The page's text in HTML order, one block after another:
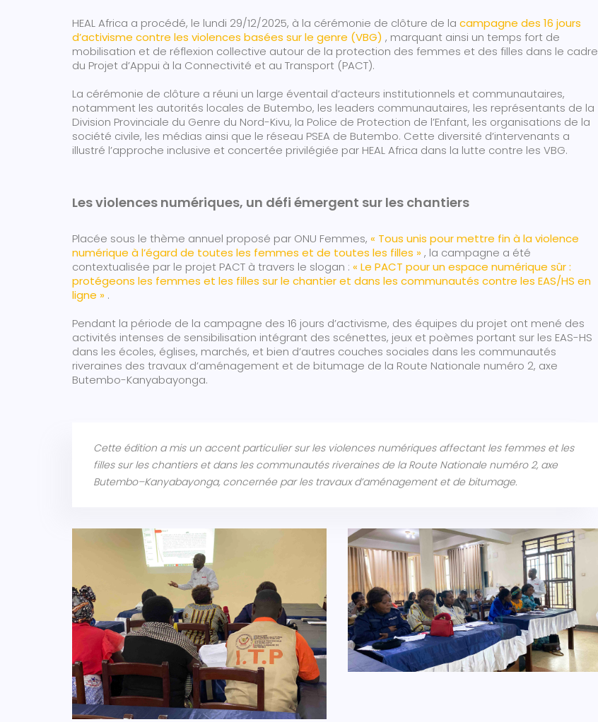
HEAL Africa a procédé, le lundi 29/12/2025, à la cérémonie de clôture de la campagne des 16 jours
d’activisme contre les violences basées sur le genre (VBG) , marquant ainsi un temps fort de
mobilisation et de réflexion collective autour de la protection des femmes et des filles dans le cadre
du Projet d’Appui à la Connectivité et au Transport (PACT).
La cérémonie de clôture a réuni un large éventail d’acteurs institutionnels et communautaires,
notamment les autorités locales de Butembo, les leaders communautaires, les représentants de la
Division Provinciale du Genre du Nord-Kivu, la Police de Protection de l’Enfant, les organisations de la
société civile, les médias ainsi que le réseau PSEA de Butembo. Cette diversité d’intervenants a
illustré l’approche inclusive et concertée privilégiée par HEAL Africa dans la lutte contre les VBG.
Les violences numériques, un défi émergent sur les chantiers
Placée sous le thème annuel proposé par ONU Femmes, « Tous unis pour mettre fin à la violence
numérique à l’égard de toutes les femmes et de toutes les filles », la campagne a été
contextualisée par le projet PACT à travers le slogan : « Le PACT pour un espace numérique sûr :
protégeons les femmes et les filles sur le chantier et dans les communautés contre les EAS/HS en
ligne » .
Pendant la période de la campagne des 16 jours d’activisme, des équipes du projet ont mené des
activités intenses de sensibilisation intégrant des scénettes, jeux et poèmes portant sur les EAS-HS
dans les écoles, églises, marchés, et bien d’autres couches sociales dans les communautés
riveraines des travaux d’aménagement et de bitumage de la Route Nationale numéro 2, axe
Butembo-Kanyabayonga.
Cette édition a mis un accent particulier sur les violences numériques affectant les femmes et les
filles sur les chantiers et dans les communautés riveraines de la Route Nationale numéro 2, axe
Butembo–Kanyabayonga, concernée par les travaux d’aménagement et de bitumage.